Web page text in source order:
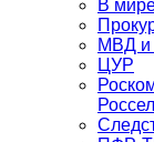
В
МВД
ЦУР